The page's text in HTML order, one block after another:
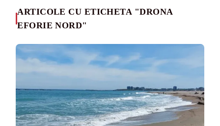
ARTICOLE CU ETICHETA "DRONA
EFORIE NORD"